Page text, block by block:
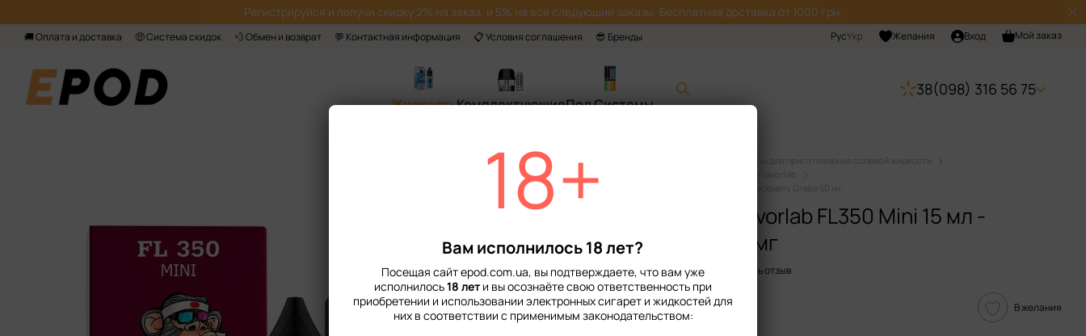
Регистрируйся‌ и получи скидку 2% на заказ, и 5% на все следующие заказы. Бесплатная доставка от 1000 грн.
🚚 Оплата и доставка 🤑 Система скидок 💨 Обмен и возврат 💬 Контактная информация 📋 Условия соглашения 😎 Бренды РусУкр Желания Вход Мой заказ
ЖидкостьКомплектующиеПод Системы
38(098) 316 56 75
Главная
Наборы для приготовления солевой жидкости
Наборы для приготовления солевой жидкости Flavorlab
Набор Жидкости Flavorlab FL350 Mini 15 мл - Blackberry Grape 50 мг
Набор Жидкости Flavorlab FL350 Mini 15 мл -
Blackberry Grape 50 мг
Нет в наличии Артикул: 30008 Оставить отзыв
109 грн 199 грн В желания
18+
Вам исполнилось 18 лет?
Посещая сайт epod.com.ua, вы подтверждаете, что вам уже
исполнилось18 лет и вы осознаёте свою ответственность при
приобретении и использовании электронных сигарет и жидкостей для
них в соответствии с применимым законодательством: